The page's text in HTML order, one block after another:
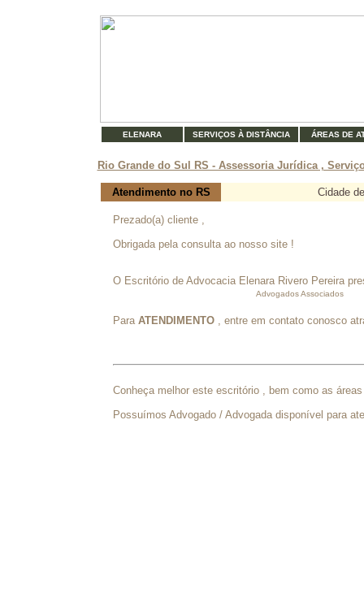
ELENARA SERVIÇOS À DISTÂNCIA ÁREAS DE
Rio Grande do Sul RS - Assessoria Jurídica ,
Atendimento no RS Cidade
Prezado(a) cliente ,
Obrigada pela consulta ao nosso site !
O Escritório de Advocacia Elenara Rivero Pereira
Advogados Associados
Para ATENDIMENTO , entre em contato conosco
Conheça melhor este escritório , bem como as
Possuímos Advogado / Advogada disponível para